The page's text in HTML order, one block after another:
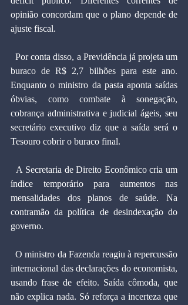
opinião concordam que o plano depende de
ajuste fiscal.
  Por conta disso, a Previdência já projeta um
buraco de R$ 2,7 bilhões para este ano.
Enquanto o ministro da pasta aponta saídas
óbvias, como combate à sonegação,
cobrança administrativa e judicial ágeis, seu
secretário executivo diz que a saída será o
Tesouro cobrir o buraco final.
índice temporário para aumentos nas
mensalidades dos planos de saúde. Na
contramão da política de desindexação do
governo.
  O ministro da Fazenda reagiu à repercussão
internacional das declarações do economista,
usando frase de efeito. Saída cômoda, que
não explica nada. Só reforça a incerteza que